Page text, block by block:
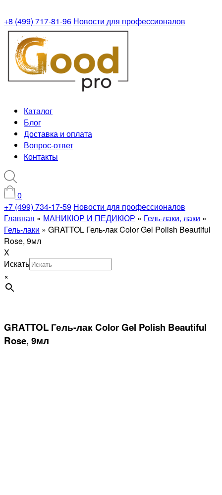
+8 (499) 717-81-96 Новости для профессионалов
Каталог
Блог
Доставка и оплата
Вопрос-ответ
Контакты
0
+7 (499) 734-17-59 Новости для профессионалов
Главная » МАНИКЮР И ПЕДИКЮР » Гель-лаки, лаки »
Гель-лаки » GRATTOL Гель-лак Color Gel Polish Beautiful
Rose, 9мл
X
Искать
×
GRATTOL Гель-лак Color Gel Polish Beautiful
Rose, 9мл